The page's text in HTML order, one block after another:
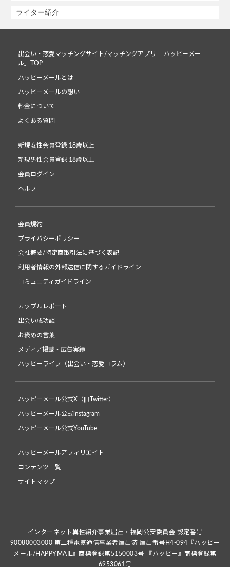
ライター紹介
出会い・恋愛マッチングサイト/マッチングアプリ 「ハッピーメー
ル」TOP
ハッピーメールとは
ハッピーメールの想い
料金について
よくある質問
新規女性会員登録 18歳以上
新規男性会員登録 18歳以上
会員ログイン
ヘルプ
会員規約
プライバシーポリシー
会社概要/特定商取引法に基づく表記
利用者情報の外部送信に関するガイドライン
コミュニティガイドライン
カップルレポート
出会い成功談
お褒めの言葉
メディア掲載・広告実績
ハッピーライフ（出会い・恋愛コラム）
ハッピーメール公式X（旧Twitter）
ハッピーメール公式instagram
ハッピーメール公式YouTube
ハッピーメールアフィリエイト
コンテンツ一覧
サイトマップ
インターネット異性紹介事業届出・福岡公安委員会 認定番号
90080003000 第二種電気通信事業者届出済 届出番号H4-094『ハッピー
メール/HAPPYMAIL』商標登録第5150003号 『ハッピー』商標登録第
6953061号